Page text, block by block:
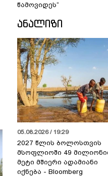
წამოვიდეს“
ᲐᲜᲐᲚᲘᲖᲘ
05.08.2026 / 19:29
2027 წლის ბოლოსთვის
მსოფლიოში 49
მეტი მშიერი ადამიანი
იქნება - Bloomberg